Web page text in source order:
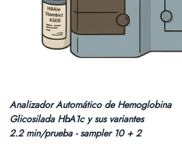
Analizador Automático de Hemoglobina
Glicosilada HbA1c y sus variantes
2.2 min/prueba - sampler 10 + 2